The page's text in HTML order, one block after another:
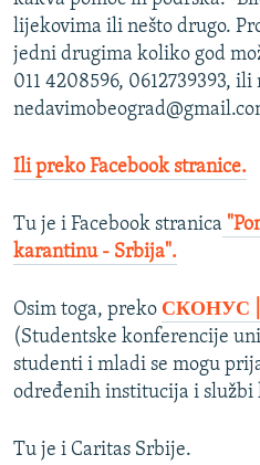
lijekovima ili nešto drugo.
jedni drugima koliko god
011 4208596, 0612739393,
Ili preko Facebook stranice.
Tu je i Facebook stranica
karantinu - Srbija".
Osim toga, preko СКОНУС |
(Studentske konferencije
studenti i mladi se mogu
određenih institucija i službi
Tu je i Caritas Srbije.